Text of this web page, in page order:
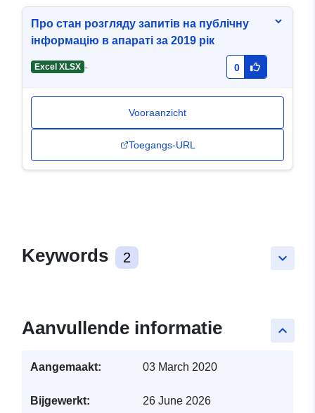
Про стан розгляду запитів на публічну
інформацію в апараті за 2019 рік
Excel XLSX - 0
Vooraanzicht
Toegangs-URL
keyboard_arrow_down
Keywords 2
keyboard_arrow_up
Aanvullende informatie
Aangemaakt: 03 March 2020
Bijgewerkt: 26 June 2026